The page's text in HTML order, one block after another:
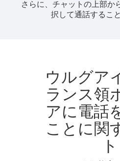
さらに、チャットの上部か
択して通話するこ
ウルグア
ランス領
アに電話
ことに関
ト